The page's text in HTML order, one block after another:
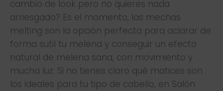
cambio de look pero no quieres nada
arriesgado? Es el momento, las mechas
melting son la opción perfecta para aclarar de
forma sutil tu melena y conseguir un efecto
natural de melena sana, con movimiento y
mucha luz. Si no tienes claro qué matices son
los ideales para tu tipo de cabello, en Salón